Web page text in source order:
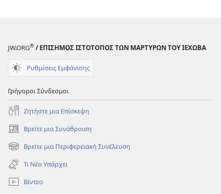
JW.ORG® / ΕΠΙΣΗΜΟΣ ΙΣΤΟΤΟΠΟΣ ΤΩΝ ΜΑΡΤΥΡΩΝ ΤΟΥ ΙΕΧΩΒΑ
Ρυθμίσεις Εμφάνισης
Γρήγοροι Σύνδεσμοι
Ζητήστε μια Επίσκεψη
Βρείτε μια Συνάθροιση
(ανοίγει
νέο
παράθυρο)
Βρείτε μια Περιφερειακή Συνέλευση
(ανοίγει
νέο
παράθυρο)
Τι Νέο Υπάρχει
Βίντεο